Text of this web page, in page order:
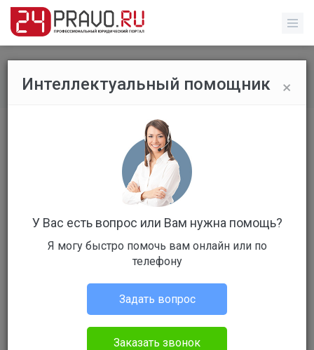
Все вопросы / Без указания категории
Без названия
Вопрос уже решен
×
Интеллектуальный помощник
У Вас есть вопрос или Вам нужна помощь?
Я могу быстро помочь вам онлайн или по
телефону
Задать вопрос
Заказать звонок